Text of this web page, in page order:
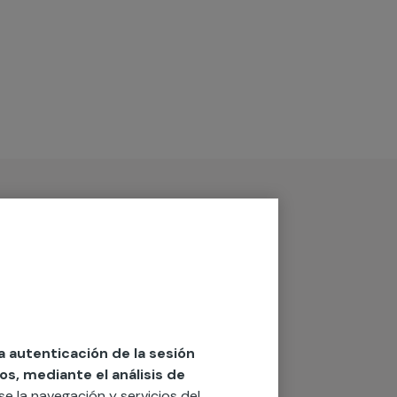
autenticación de la sesión
mediante el análisis de